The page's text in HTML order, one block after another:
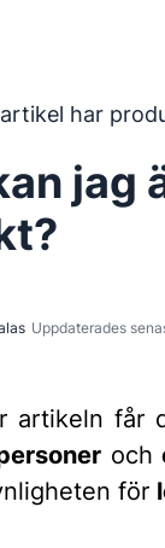
översatts
har
jag
Uppdaterades
artikeln får
och
för